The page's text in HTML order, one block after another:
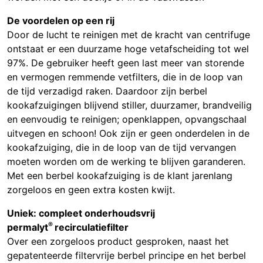
De voordelen op een rij
Door de lucht te reinigen met de kracht van centrifuge
ontstaat er een duurzame hoge vetafscheiding tot wel
97%. De gebruiker heeft geen last meer van storende
en vermogen remmende vetfilters, die in de loop van
de tijd verzadigd raken. Daardoor zijn berbel
kookafzuigingen blijvend stiller, duurzamer, brandveilig
en eenvoudig te reinigen; openklappen, opvangschaal
uitvegen en schoon! Ook zijn er geen onderdelen in de
kookafzuiging, die in de loop van de tijd vervangen
moeten worden om de werking te blijven garanderen.
Met een berbel kookafzuiging is de klant jarenlang
zorgeloos en geen extra kosten kwijt.
Uniek: compleet onderhoudsvrij
permalyt® recirculatiefilter
Over een zorgeloos product gesproken, naast het
gepatenteerde filtervrije berbel principe en het berbel